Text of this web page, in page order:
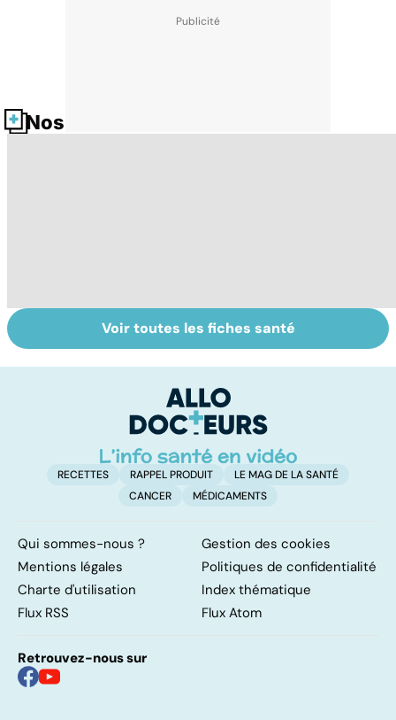
Nos fiches santé
Tout savoir sur le
cerveau
Staphylocoque
doré : une
surveillance
Voir toutes les fiches santé
RECETTES RAPPEL PRODUIT
LE MAG DE LA SANTÉ
CANCER
MÉDICAMENTS
Qui sommes-nous ?
Gestion des cookies
Mentions légales
Politiques de confidentialité
Charte d'utilisation
Index thématique
Flux RSS
Flux Atom
Retrouvez-nous sur